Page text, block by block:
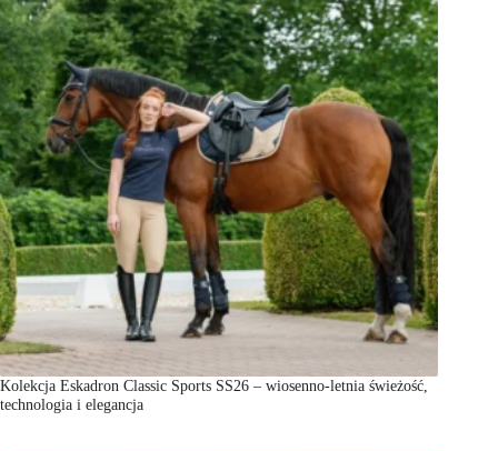
Kolekcja Eskadron Classic Sports SS26 – wiosenno-letnia świeżość,
technologia i elegancja